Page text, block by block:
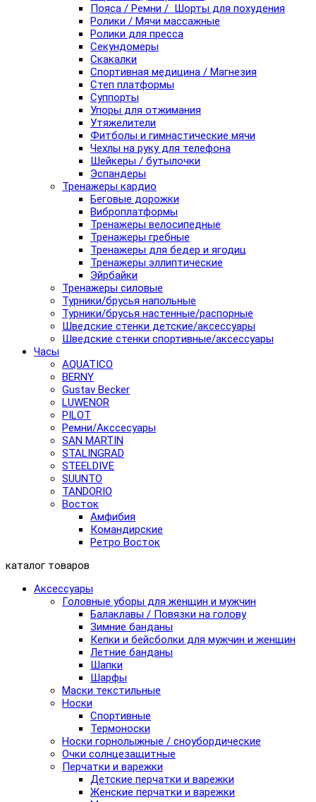
Пояса / Ремни / Шорты для похудения
Ролики / Мячи массажные
Ролики для пресса
Секундомеры
Скакалки
Спортивная медицина / Магнезия
Степ платформы
Суппорты
Упоры для отжимания
Утяжелители
Фитболы и гимнастические мячи
Чехлы на руку для телефона
Шейкеры / бутылочки
Эспандеры
Тренажеры кардио
Беговые дорожки
Виброплатформы
Тренажеры велосипедные
Тренажеры гребные
Тренажеры для бедер и ягодиц
Тренажеры эллиптические
Эйрбайки
Тренажеры силовые
Турники/брусья напольные
Турники/брусья настенные/распорные
Шведские стенки детские/аксессуары
Шведские стенки спортивные/аксессуары
Часы
AQUATICO
BERNY
Gustav Becker
LUWENOR
PILOT
Pемни/Акссесуары
SAN MARTIN
STALINGRAD
STEELDIVE
SUUNTO
TANDORIO
Восток
Амфибия
Командирские
Ретро Восток
каталог товаров
Аксессуары
Головные уборы для женщин и мужчин
Балаклавы / Повязки на голову
Зимние банданы
Кепки и бейсболки для мужчин и женщин
Летние банданы
Шапки
Шарфы
Маски текстильные
Носки
Спортивные
Термоноски
Носки горнолыжные / сноубордические
Очки солнцезащитные
Перчатки и варежки
Детские перчатки и варежки
Женские перчатки и варежки